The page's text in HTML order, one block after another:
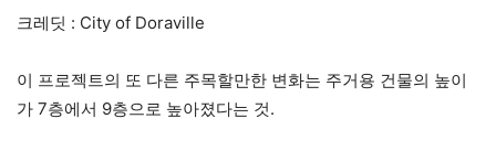
크레딧 : City of Doraville
이 프로젝트의 또 다른 주목할만한 변화는 주거용 건물의 높이
가 7층에서 9층으로 높아졌다는 것.